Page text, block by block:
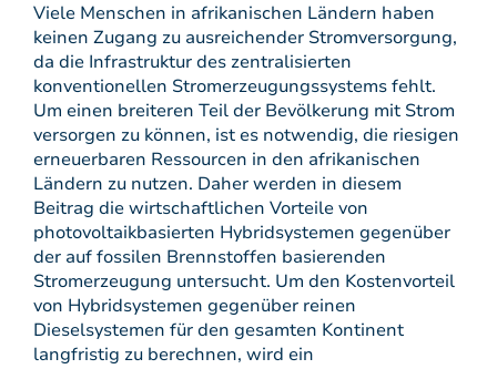
Viele Menschen in afrikanischen Ländern haben
keinen Zugang zu ausreichender Stromversorgung,
da die Infrastruktur des zentralisierten
konventionellen Stromerzeugungssystems fehlt.
Um einen breiteren Teil der Bevölkerung mit Strom
versorgen zu können, ist es notwendig, die riesigen
erneuerbaren Ressourcen in den afrikanischen
Ländern zu nutzen. Daher werden in diesem
Beitrag die wirtschaftlichen Vorteile von
photovoltaikbasierten Hybridsystemen gegenüber
der auf fossilen Brennstoffen basierenden
Stromerzeugung untersucht. Um den Kostenvorteil
von Hybridsystemen gegenüber reinen
Dieselsystemen für den gesamten Kontinent
langfristig zu berechnen, wird ein